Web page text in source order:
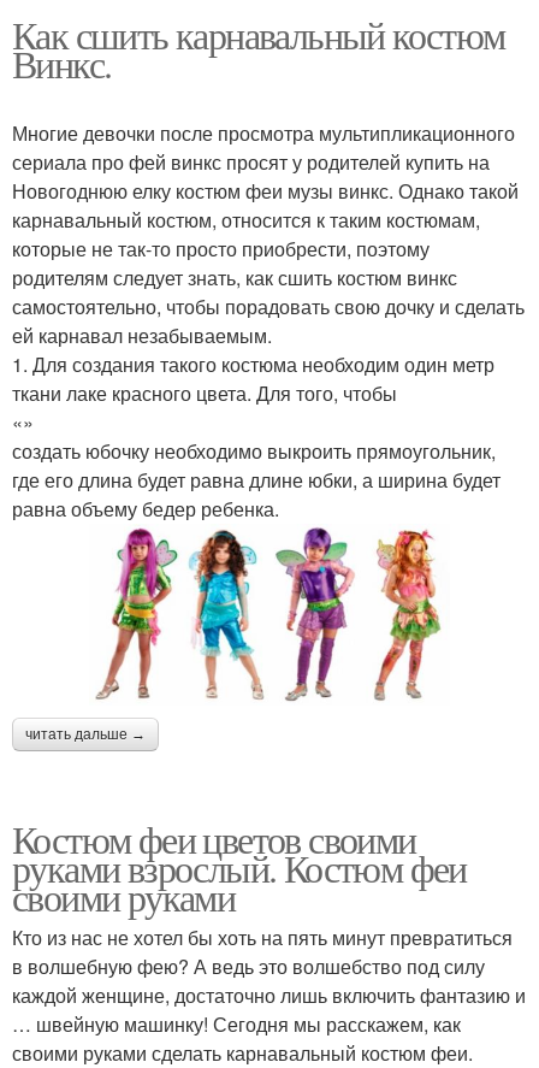
Как сшить карнавальный костюм
Винкс.
Многие девочки после просмотра мультипликационного
сериала про фей винкс просят у родителей купить на
Новогоднюю елку костюм феи музы винкс. Однако такой
карнавальный костюм, относится к таким костюмам,
которые не так-то просто приобрести, поэтому
родителям следует знать, как сшить костюм винкс
самостоятельно, чтобы порадовать свою дочку и сделать
ей карнавал незабываемым.
1. Для создания такого костюма необходим один метр
ткани лаке красного цвета. Для того, чтобы
«»
создать юбочку необходимо выкроить прямоугольник,
где его длина будет равна длине юбки, а ширина будет
равна объему бедер ребенка.
читать дальше →
Костюм феи цветов своими
руками взрослый. Костюм феи
своими руками
Кто из нас не хотел бы хоть на пять минут превратиться
в волшебную фею? А ведь это волшебство под силу
каждой женщине, достаточно лишь включить фантазию и
… швейную машинку! Сегодня мы расскажем, как
своими руками сделать карнавальный костюм феи.